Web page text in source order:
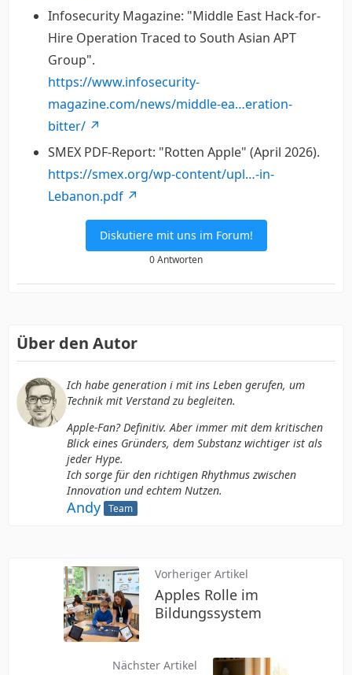
Infosecurity Magazine: "Middle East Hack-for-
Hire Operation Traced to South Asian APT
Group".
https://www.infosecurity-
magazine.com/news/middle-ea…eration-
bitter/
SMEX PDF-Report: "Rotten Apple" (April 2026).
https://smex.org/wp-content/upl…-in-
Lebanon.pdf
Diskutiere mit uns im Forum!
0 Antworten
Über den Autor
Ich habe generation i mit ins Leben gerufen, um
Technik mit Verstand zu begleiten.
Apple-Fan? Definitiv. Aber immer mit dem kritischen
Blick eines Gründers, dem Substanz wichtiger ist als
jeder Hype.
Ich sorge für den richtigen Rhythmus zwischen
Innovation und echtem Nutzen.
Andy Team
Vorheriger Artikel
Apples Rolle im
Bildungssystem
Nächster Artikel